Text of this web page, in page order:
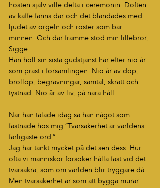
hösten själv ville delta i ceremonin. Doften
av kaffe fanns där och det blandades med
ljudet av orgeln och röster som bar
minnen. Och där framme stod min lillebror,
Sigge.
Han höll sin sista gudstjänst här efter nio år
som präst i församlingen. Nio år av dop,
bröllop, begravningar, samtal, skratt och
tystnad. Nio år av liv, på nära håll.
När han talade idag sa han något som
fastnade hos mig:”Tvärsäkerhet är världens
farligaste ord.”
Jag har tänkt mycket på det sen dess. Hur
ofta vi människor försöker hålla fast vid det
tvärsäkra, som om världen blir tryggare då.
Men tvärsäkerhet är som att bygga murar